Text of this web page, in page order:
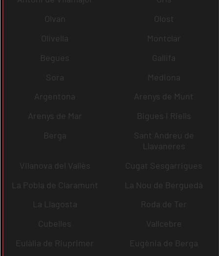
Olvan
Olost
Olivella
Montclar
Begues
Gallifa
Sora
Mediona
Argentona
Arenys de Munt
Arenys de Mar
Bigues i Riells
Berga
Sant Andreu de
Llavaneres
Vilanova del Vallès
Cugat Sesgarrigues
La Pobla de Claramunt
La Nou de Berguedà
La Llagosta
Roda de Ter
Cubelles
Vallcebre
Eulàlia de Riuprimer
Eugènia de Berga